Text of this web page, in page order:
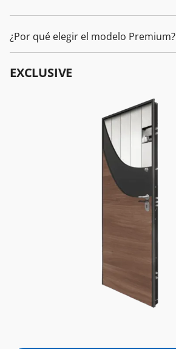
¿Por qué elegir el modelo Premium?
EXCLUSIVE